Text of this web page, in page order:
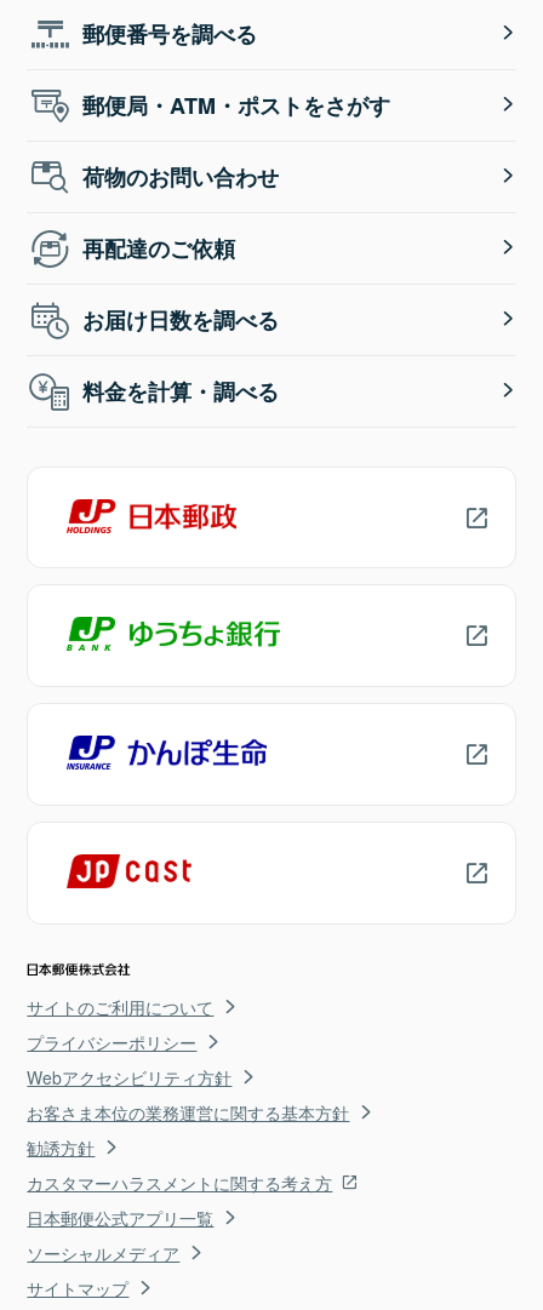
郵便番号を調べる
郵便局・ATM・ポストをさがす
荷物のお問い合わせ
再配達のご依頼
お届け日数を調べる
料金を計算・調べる
サイトのご利用について
プライバシーポリシー
Webアクセシビリティ方針
お客さま本位の業務運営に関する基本方針
勧誘方針
カスタマーハラスメントに関する考え方
日本郵便公式アプリ一覧
ソーシャルメディア
サイトマップ